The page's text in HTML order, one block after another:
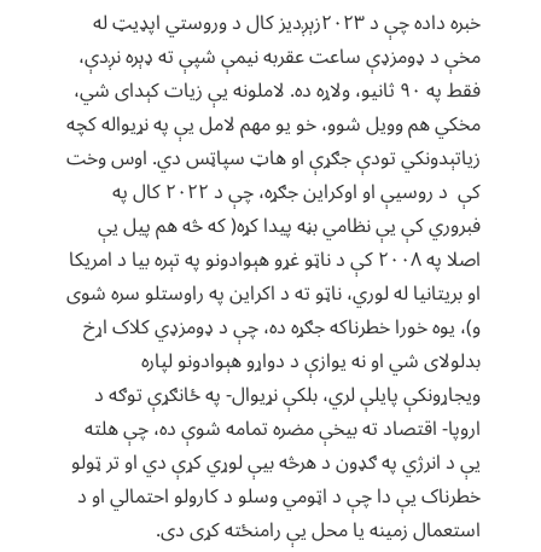
خبره داده چې د ۲۰۲۳زېږديز کال د وروستي اپډيټ له
مخې د ډومزډې ساعت عقربه نیمې شپې ته ډېره نږدې،
فقط په ٩٠ ثانیو، ولاړه ده. لاملونه یې زیات کېدای شي،
مخکي هم وویل شوو، خو یو مهم لامل یې په نړیواله کچه
زیاتېدونکي تودې جګړې او هاټ سپاټس دي. اوس وخت
کې د روسیې او اوکراین جګړه، چې د ۲۰۲۲ کال په
فبروري کې یې نظامي بڼه پیدا کړه( که څه هم پیل یې
اصلا په ٢٠٠٨ کې د ناټو غړو هېوادونو په تېره بيا د امریکا
او بریتانیا له لوري، ناټو ته د اکراین په راوستلو سره شوی
و)، یوه خورا خطرناکه جګړه ده، چې د ډومزډي کلاک اړخ
بدلولای شي او نه یوازې د دواړو هېوادونو لپاره
ویجاړونکې پایلې لري، بلکې نړیوال- په ځانګړې توګه د
اروپا- اقتصاد ته بیخې مضره تمامه شوې ده، چې هلته
یې د انرژي په ګډون د هرڅه بیې لوړي کړې دي او تر ټولو
خطرناک یې دا چې د اټومي وسلو د کارولو احتمالي او د
استعمال زمینه یا محل یې رامنځته کړی دی.